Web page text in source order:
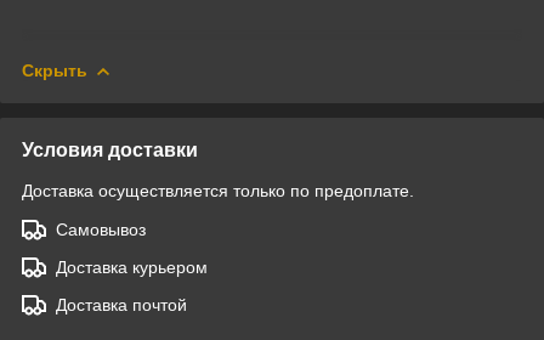
Скрыть
Условия доставки
Доставка осуществляется только по предоплате.
Самовывоз
Доставка курьером
Доставка почтой